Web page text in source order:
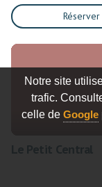
Notre site
trafic.
celle de Google
Réserver